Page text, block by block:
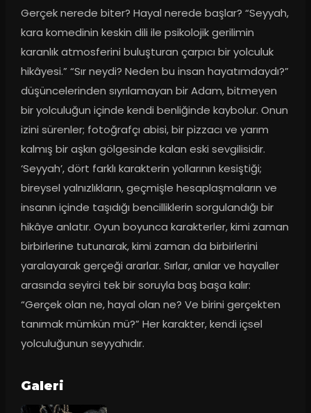
Gerçek nerede biter? Hayal nerede başlar? “Seyyah,
kara komedinin keskin dili ile psikolojik gerilimin
karanlık atmosferini buluşturan çarpıcı bir yolculuk
hikâyesi.” “Sır neydi? Neden bu insan hayatımdaydı?”
düşüncelerinden sıyrılamayan bir Adam, bitmeyen
bir yolculuğun içinde kendi benliğinde kaybolur. Onun
izini sürenler; fotoğrafçı abisi, bir pizzacı ve yarım
kalmış bir aşkın gölgesinde kalan eski sevgilisidir.
‘Seyyah’, dört farklı karakterin yollarının kesiştiği;
bireysel yalnızlıkların, geçmişle hesaplaşmaların ve
insanın içinde taşıdığı bencilliklerin sorgulandığı bir
hikâye anlatır. Oyun boyunca karakterler, kimi zaman
birbirlerine tutunarak, kimi zaman da birbirlerini
yaralayarak gerçeği ararlar. Sırlar, anılar ve hayaller
arasında seyirci tek bir soruyla baş başa kalır:
“Gerçek olan ne, hayal olan ne? Ve birini gerçekten
tanımak mümkün mü?” Her karakter, kendi içsel
yolculuğunun seyyahıdır.
Galeri